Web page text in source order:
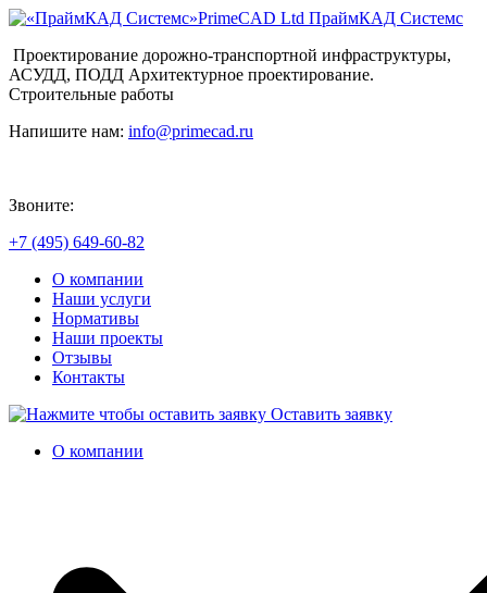
PrimeCAD Ltd ПраймКАД Системс
Проектирование дорожно-транспортной инфраструктуры,
АСУДД, ПОДД Архитектурное проектирование.
Строительные работы
Напишите нам: info@primecad.ru
Звоните:
+7 (495) 649-60-82
О компании
Наши услуги
Нормативы
Наши проекты
Отзывы
Контакты
Оставить заявку
О компании